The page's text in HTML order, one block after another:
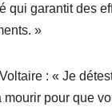
qui garantit des
»
: « Je
mourir pour que